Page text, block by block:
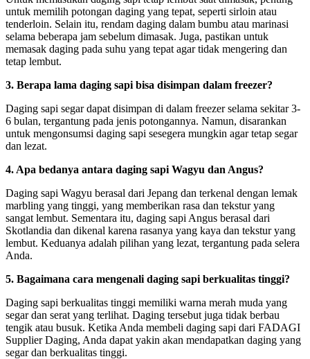
untuk memilih potongan daging yang tepat, seperti sirloin atau
tenderloin. Selain itu, rendam daging dalam bumbu atau marinasi
selama beberapa jam sebelum dimasak. Juga, pastikan untuk
memasak daging pada suhu yang tepat agar tidak mengering dan
tetap lembut.
3. Berapa lama daging sapi bisa disimpan dalam freezer?
Daging sapi segar dapat disimpan di dalam freezer selama sekitar 3-
6 bulan, tergantung pada jenis potongannya. Namun, disarankan
untuk mengonsumsi daging sapi sesegera mungkin agar tetap segar
dan lezat.
4. Apa bedanya antara daging sapi Wagyu dan Angus?
Daging sapi Wagyu berasal dari Jepang dan terkenal dengan lemak
marbling yang tinggi, yang memberikan rasa dan tekstur yang
sangat lembut. Sementara itu, daging sapi Angus berasal dari
Skotlandia dan dikenal karena rasanya yang kaya dan tekstur yang
lembut. Keduanya adalah pilihan yang lezat, tergantung pada selera
Anda.
5. Bagaimana cara mengenali daging sapi berkualitas tinggi?
Daging sapi berkualitas tinggi memiliki warna merah muda yang
segar dan serat yang terlihat. Daging tersebut juga tidak berbau
tengik atau busuk. Ketika Anda membeli daging sapi dari FADAGI
Supplier Daging, Anda dapat yakin akan mendapatkan daging yang
segar dan berkualitas tinggi.